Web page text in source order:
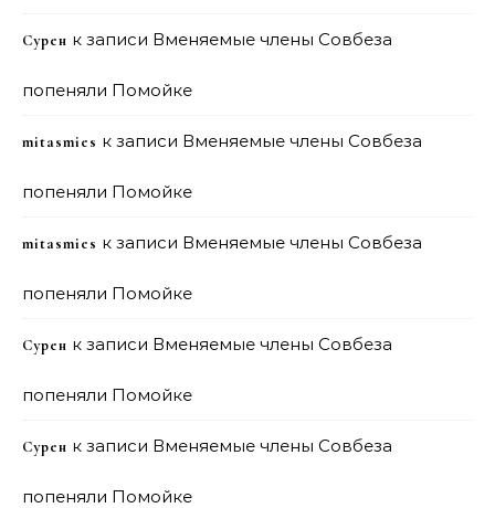
Сурен к записи Вменяемые члены Совбеза
попеняли Помойке
mitasmies к записи Вменяемые члены Совбеза
попеняли Помойке
mitasmies к записи Вменяемые члены Совбеза
попеняли Помойке
Сурен к записи Вменяемые члены Совбеза
попеняли Помойке
Сурен к записи Вменяемые члены Совбеза
попеняли Помойке